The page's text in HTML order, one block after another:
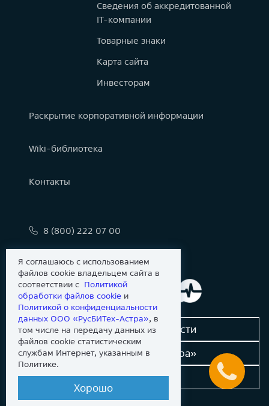
Сведения об аккредитованной
IT-компании
Товарные знаки
Карта сайта
Инвесторам
Раскрытие корпоративной информации
Wiki-библиотека
Контакты
8 (800) 222 07 00
Сообщить об уязвимости
Новости «Группы Астра»
Dev-портал
Я соглашаюсь с использованием
файлов cookie владельцем сайта в
соответствии с Политикой
обработки файлов сookie и
Политикой о конфиденциальности
данных ООО «РусБИТех-Астра», в
том числе на передачу данных из
файлов cookie статистическим
службам Интернет, указанным в
Политике.
Хорошо